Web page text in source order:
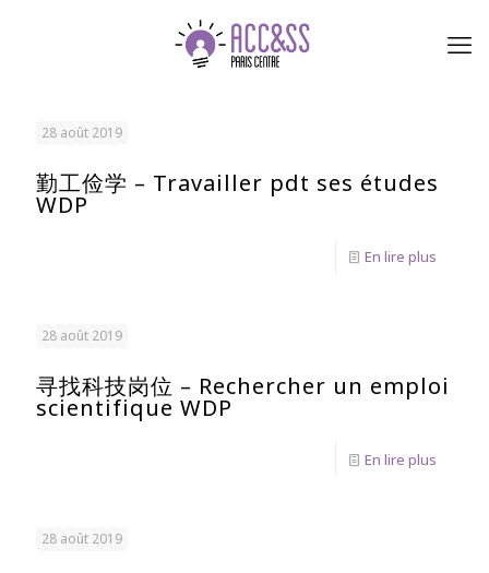
28 août 2019
勤工俭学 – Travailler pdt ses études
WDP
En lire plus
28 août 2019
寻找科技岗位 – Rechercher un emploi
scientifique WDP
En lire plus
28 août 2019